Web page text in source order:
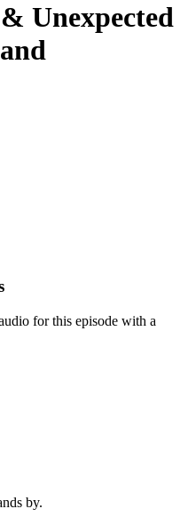
Unexpected
for this episode with a
by.